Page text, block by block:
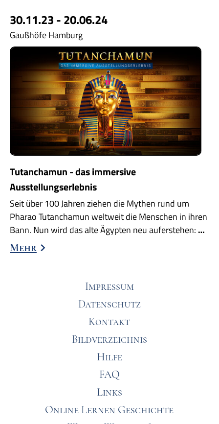
30.11.23 - 20.06.24
Gaußhöfe Hamburg
Tutanchamun - das immersive
Ausstellungserlebnis
Seit über 100 Jahren ziehen die Mythen rund um
Pharao Tutanchamun weltweit die Menschen in ihren
Bann. Nun wird das alte Ägypten neu auferstehen: …
Mehr
Impressum
Datenschutz
Kontakt
Bildverzeichnis
Hilfe
FAQ
Links
Online Lernen Geschichte